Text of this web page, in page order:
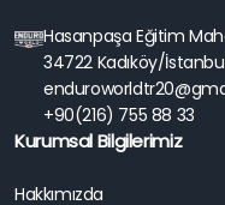
Hasanpaşa Eğitim
34722 Kadıköy/
+90(216) 755 88 33
Kurumsal Bilgilerimiz
Hakkımızda